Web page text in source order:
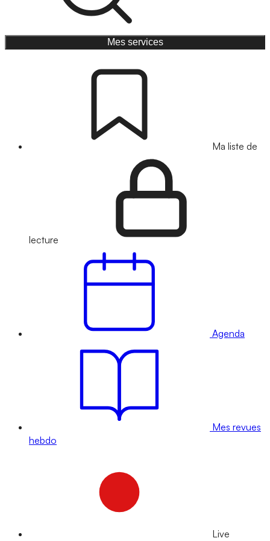
Mes services
Ma liste de
lecture
Agenda
Mes revues
hebdo
Live